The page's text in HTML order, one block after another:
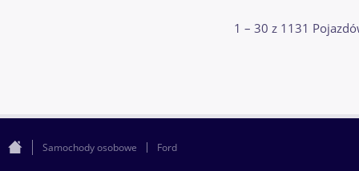
1 – 30 z 1131
Samochody osobowe Ford